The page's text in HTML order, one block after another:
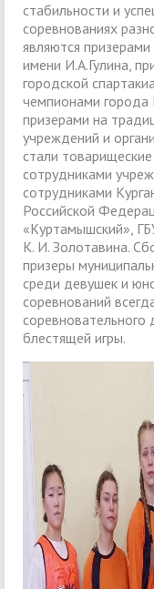
стабильности и
соревнованиях
являются
имени И.А.Гулина,
городской
чемпионами
призерами на
учреждений и
стали
сотрудниками
сотрудниками
Российской
«Куртамышский»,
К. И. Золотавина.
призеры
среди девушек и
соревнований
соревновательного
блестящей игры.